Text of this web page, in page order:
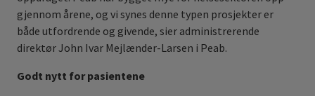
gjennom årene, og vi synes denne typen prosjekter er
både utfordrende og givende, sier administrerende
direktør John Ivar Mejlænder-Larsen i Peab.
Godt nytt for pasientene